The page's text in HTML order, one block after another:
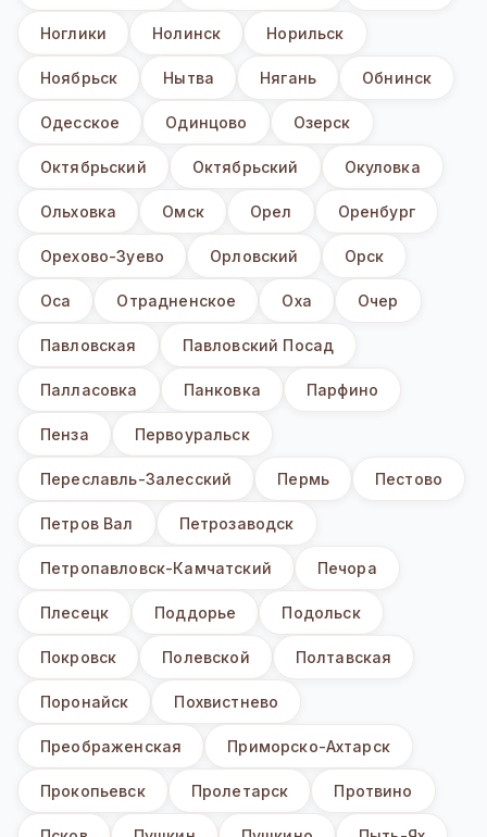
Ноглики Нолинск Норильск
Ноябрьск Нытва Нягань Обнинск
Одесское Одинцово Озерск
Октябрьский Октябрьский Окуловка
Ольховка Омск Орел Оренбург
Орехово-Зуево Орловский Орск
Оса Отрадненское Оха Очер
Павловская Павловский Посад
Палласовка Панковка Парфино
Пенза Первоуральск
Переславль-Залесский Пермь Пестово
Петров Вал Петрозаводск
Петропавловск-Камчатский Печора
Плесецк Поддорье Подольск
Покровск Полевской Полтавская
Поронайск Похвистнево
Преображенская Приморско-Ахтарск
Прокопьевск Пролетарск Протвино